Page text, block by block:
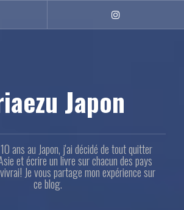
Japon
ans au Japon, j'ai décidé de tout quitter
et écrire un livre sur chacun des pays
Je vous partage mon expérience sur
ce blog.